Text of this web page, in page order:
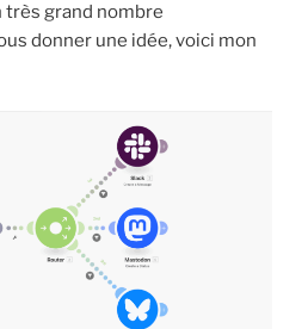
très grand nombre
donner une idée, voici mon